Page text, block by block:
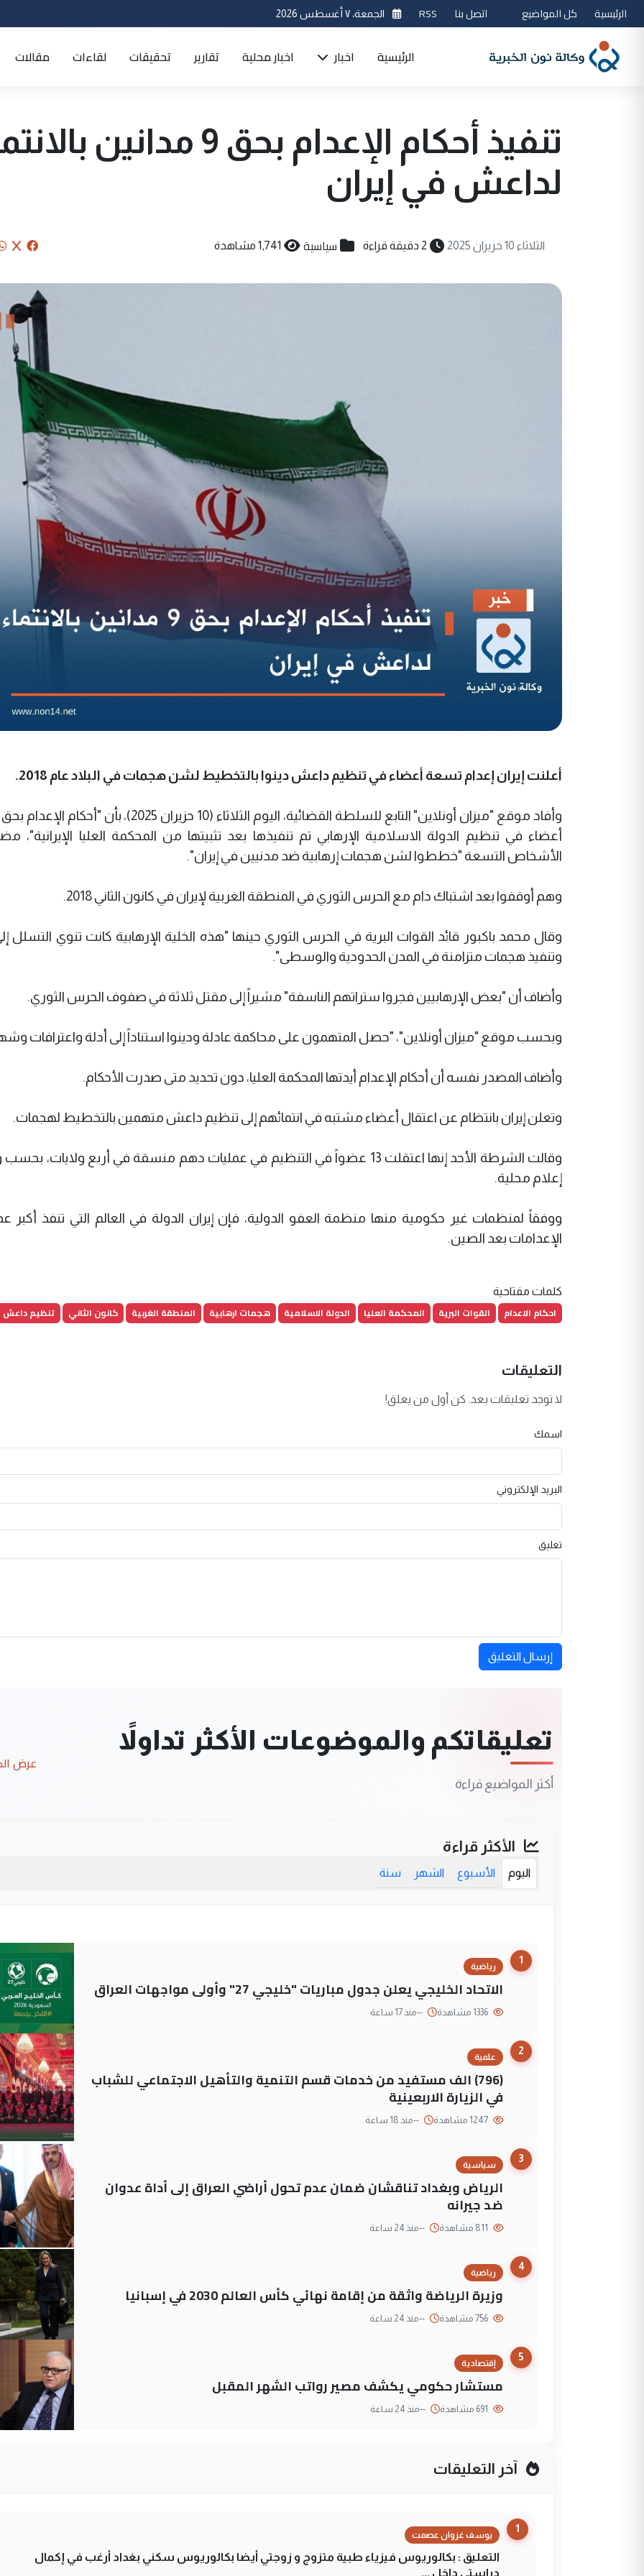
الرئيسية كل المواضيع اتصل بنا RSS الجمعة، ٧ أغسطس 2026
الرئيسية اخبار اخبار محلية تقارير تحقيقات لقاءات مقالات
تنفيذ أحكام الإعدام بحق 9 مدانين
لداعش في إيران
الثلاثاء 10 حزيران 2025 2 دقيقة قراءة سياسية 1,741 مشاهدة
أعلنت إيران إعدام تسعة أعضاء في تنظيم داعش دينوا بالتخطيط لشن هجمات في البلاد عام 2018.
وأفاد موقع "ميزان أونلاين" التابع للسلطة القضائية، اليوم الثلاثاء (10 حزيران 2025)،
أعضاء في تنظيم الدولة الاسلامية الإرهابي تم تنفيذها بعد تثبيتها من المحكمة العليا الإيرانية"،
الأشخاص التسعة "خططوا لشن هجمات إرهابية ضد مدنيين في إيران".
وهم أوقفوا بعد اشتباك دام مع الحرس الثوري في المنطقة الغربية لإيران في كانون الثاني 2018.
وقال محمد باكبور قائد القوات البرية في الحرس الثوري حينها "هذه الخلية الإرهابية كانت تنوي التسلل
وتنفيذ هجمات متزامنة في المدن الحدودية والوسطى".
وأضاف أن "بعض الإرهابيين فجروا ستراتهم الناسفة" مشيراً إلى مقتل ثلاثة في صفوف الحرس الثوري.
وبحسب موقع "ميزان أونلاين"، "حصل المتهمون على محاكمة عادلة ودينوا استناداً إلى أدلة واعترافات
وأضاف المصدر نفسه أن أحكام الإعدام أيدتها المحكمة العليا، دون تحديد متى صدرت الأحكام.
وتعلن إيران بانتظام عن اعتقال أعضاء مشتبه في انتمائهم إلى تنظيم داعش متهمين بالتخطيط لهجمات.
وقالت الشرطة الأحد إنها اعتقلت 13 عضواً في التنظيم في عمليات دهم منسقة في أربع ولايات،
إعلام محلية.
ووفقاً لمنظمات غير حكومية منها منظمة العفو الدولية، فإن إيران الدولة في العالم التي تنفذ أكبر
الإعدامات بعد الصين.
كلمات مفتاحية
احكام الاعدام القوات البرية المحكمة العليا الدولة الاسلامية هجمات ارهابية المنطقة الغربية كانون الثاني تنظيم داعش
التعليقات
لا توجد تعليقات بعد. كن أول من يعلق!
اسمك
البريد الإلكتروني
تعليق
إرسال التعليق
تعليقاتكم والموضوعات الأكثر تداولاً
أكثر المواضيع قراءة
عرض
الأكثر قراءة
اليوم الأسبوع الشهر سنة
1
رياضية
الاتحاد الخليجي يعلن جدول مباريات "خليجي 27" وأولى مواجهات العراق
--منذ 17 ساعة
2
علمية
(796) الف مستفيد من خدمات قسم التنمية والتأهيل الاجتماعي للشباب
في الزيارة الاربعينية
--منذ 18 ساعة
3
سياسية
الرياض وبغداد تناقشان ضمان عدم تحول أراضي العراق إلى أداة عدوان
ضد جيرانه
--منذ 24 ساعة
4
رياضية
وزيرة الرياضة واثقة من إقامة نهائي كأس العالم 2030 في إسبانيا
--منذ 24 ساعة
5
إقتصادية
مستشار حكومي يكشف مصير رواتب الشهر المقبل
--منذ 24 ساعة
آخر التعليقات
1
يوسف غزوان عصمت
التعليق : بكالوريوس فيزياء طبية متزوج و زوجتي أيضا بكالوريوس سكني بغداد أرغب في إكمال
دراستي داخل ...